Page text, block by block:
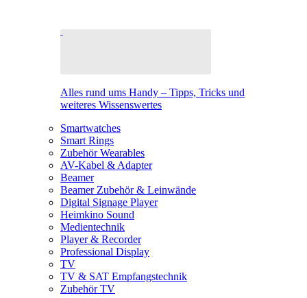
Alles rund ums Handy – Tipps, Tricks und
weiteres Wissenswertes
Smartwatches
Smart Rings
Zubehör Wearables
AV-Kabel & Adapter
Beamer
Beamer Zubehör & Leinwände
Digital Signage Player
Heimkino Sound
Medientechnik
Player & Recorder
Professional Display
TV
TV & SAT Empfangstechnik
Zubehör TV